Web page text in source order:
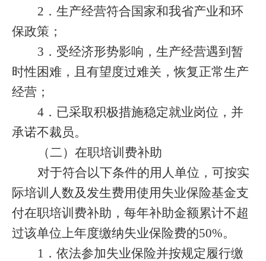
2 ．生产经营符合国家和我省产业和环
保政策；
3 ．受经济形势影响，生产经营遇到暂
时性困难，且有望度过难关，恢复正常生产
经营；
4．已采取积极措施稳定就业岗位，并
承诺不裁员。
（二）在职培训费补助
对于符合以下条件的用人单位，可按实
际培训人数及发生费用使用失业保险基金支
付在职培训费补助，每年补助金额累计不超
过该单位上年度缴纳失业保险费的50%。
1 ．依法参加失业保险并按规定履行缴